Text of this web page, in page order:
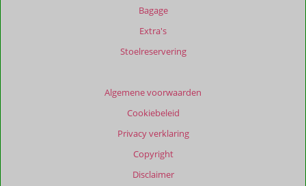
Bagage
Extra's
Stoelreservering
Algemene voorwaarden
Cookiebeleid
Privacy verklaring
Copyright
Disclaimer